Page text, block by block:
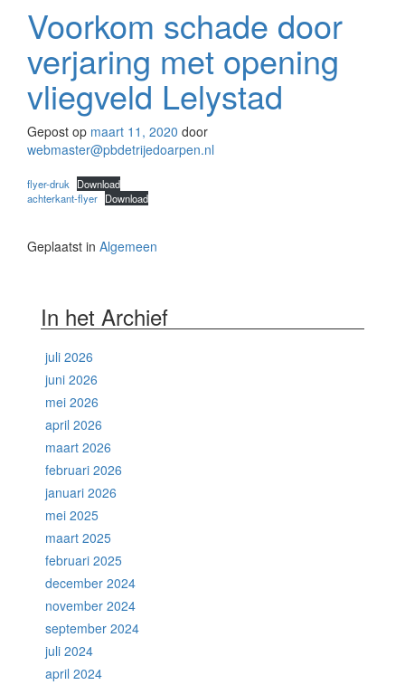
Voorkom schade door
verjaring met opening
vliegveld Lelystad
Gepost op maart 11, 2020 door
webmaster@pbdetrijedoarpen.nl
flyer-druk
Download
achterkant-flyer Download
Geplaatst in Algemeen
In het Archief
juli 2026
juni 2026
mei 2026
april 2026
maart 2026
februari 2026
januari 2026
mei 2025
maart 2025
februari 2025
december 2024
november 2024
september 2024
juli 2024
april 2024